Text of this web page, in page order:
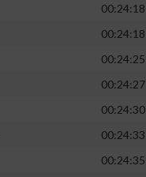
00:24:18
00:24:18
00:24:25
00:24:27
00:24:30
00:24:33
00:24:35